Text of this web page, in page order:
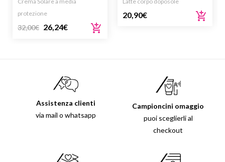
protezione
32,00€ 26,24€
20,90€
Assistenza clienti
via mail o whatsapp
Campioncini omaggio
puoi sceglierli al
checkout